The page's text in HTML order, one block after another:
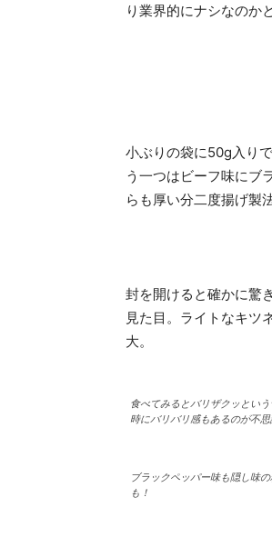
り業界的にナシなのか
小ぶりの袋に50g入り
う一つはビーフ味にブ
らも厚い分二度揚げ製
封を開けると確かに驚
見た目。ライトなキツ
大。
食べてみるとバリザクッとい
時にバリバリ感もあるのが不
ブラックペッパー味も隠し味
も！